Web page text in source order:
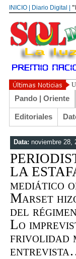
INICIO | Diario Digital |
Pando | Oriente
Editoriales
Data: noviembre 28,
LA
mediático
Marset
del
Lo
frivolidad